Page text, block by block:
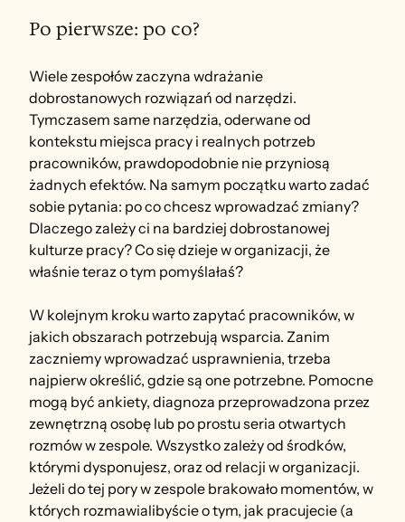
Po pierwsze: po co?
Wiele zespołów zaczyna wdrażanie
dobrostanowych rozwiązań od narzędzi.
Tymczasem same narzędzia, oderwane od
kontekstu miejsca pracy i realnych potrzeb
pracowników, prawdopodobnie nie przyniosą
żadnych efektów. Na samym początku warto zadać
sobie pytania: po co chcesz wprowadzać zmiany?
Dlaczego zależy ci na bardziej dobrostanowej
kulturze pracy? Co się dzieje w organizacji, że
właśnie teraz o tym pomyślałaś?
W kolejnym kroku warto zapytać pracowników, w
jakich obszarach potrzebują wsparcia. Zanim
zaczniemy wprowadzać usprawnienia, trzeba
najpierw określić, gdzie są one potrzebne. Pomocne
mogą być ankiety, diagnoza przeprowadzona przez
zewnętrzną osobę lub po prostu seria otwartych
rozmów w zespole. Wszystko zależy od środków,
którymi dysponujesz, oraz od relacji w organizacji.
Jeżeli do tej pory w zespole brakowało momentów, w
których rozmawialibyście o tym, jak pracujecie (a